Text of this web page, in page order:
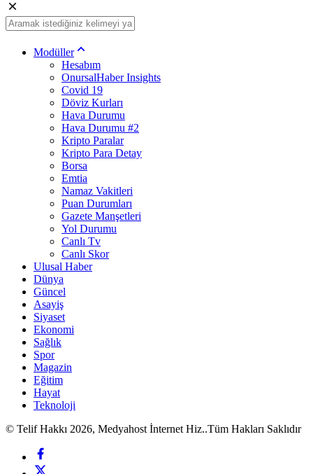
Modüller
Hesabım
OnursalHaber Insights
Covid 19
Döviz Kurları
Hava Durumu
Hava Durumu #2
Kripto Paralar
Kripto Para Detay
Borsa
Emtia
Namaz Vakitleri
Puan Durumları
Gazete Manşetleri
Yol Durumu
Canlı Tv
Canlı Skor
Ulusal Haber
Dünya
Güncel
Asayiş
Siyaset
Ekonomi
Sağlık
Spor
Magazin
Eğitim
Hayat
Teknoloji
© Telif Hakkı 2026, Medyahost İnternet Hiz..Tüm Hakları Saklıdır